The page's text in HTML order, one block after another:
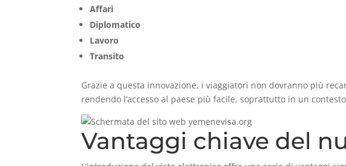
Affari
Diplomatico
Lavoro
Transito
Grazie a questa innovazione, i viaggiatori non dovranno più
rendendo l’accesso al paese più facile, soprattutto in un
Vantaggi chiave del